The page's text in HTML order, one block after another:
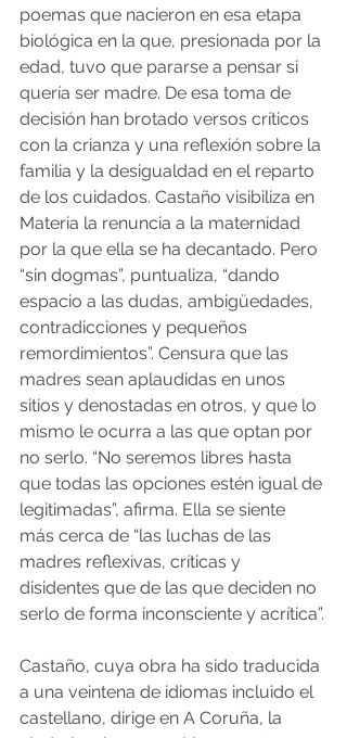
poemas que nacieron en esa etapa
biológica en la que, presionada por la
edad, tuvo que pararse a pensar si
quería ser madre. De esa toma de
decisión han brotado versos críticos
con la crianza y una reflexión sobre la
familia y la desigualdad en el reparto
de los cuidados. Castaño visibiliza en
Materia la renuncia a la maternidad
por la que ella se ha decantado. Pero
“sin dogmas”, puntualiza, “dando
espacio a las dudas, ambigüedades,
contradicciones y pequeños
remordimientos”. Censura que las
madres sean aplaudidas en unos
sitios y denostadas en otros, y que lo
mismo le ocurra a las que optan por
no serlo. “No seremos libres hasta
que todas las opciones estén igual de
legitimadas”, afirma. Ella se siente
más cerca de “las luchas de las
madres reflexivas, críticas y
disidentes que de las que deciden no
serlo de forma inconsciente y acrítica”.
Castaño, cuya obra ha sido traducida
a una veintena de idiomas incluido el
castellano, dirige en A Coruña, la